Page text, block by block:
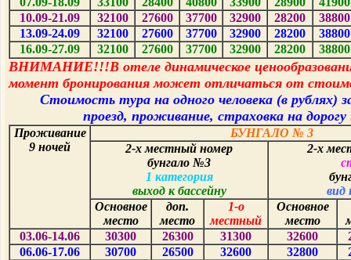
10.09-21.09
32100 27600 37700 32900 28200 38800
13.09-24.09
32100 27600 37700 32900 28200 38800
16.09-27.09
32100 27600 37700 32900 28200 38800
ВНИМАНИЕ!!!В отеле динамическое
момент бронирования может отличаться от
Стоимость тура на одного человека (в рублях) за
проезд, проживание, страховка на дорогу
Проживание
9 ночей
БУНГАЛО № 3
2-х местный номер
бунгало №3
1 категория
выход к бассейну
2-х
вид
Основное
место
доп.
место
1-о
местный
Основное
место
03.06-14.06
30300 26300 31300 32600
06.06-17.06
30700 26500 32600 32800